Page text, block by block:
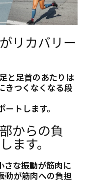
リカバリー
と足首のあたりは
きつくなくなる段
トします。
からの負
ます。
さな振動が筋肉に
動が筋肉への負担